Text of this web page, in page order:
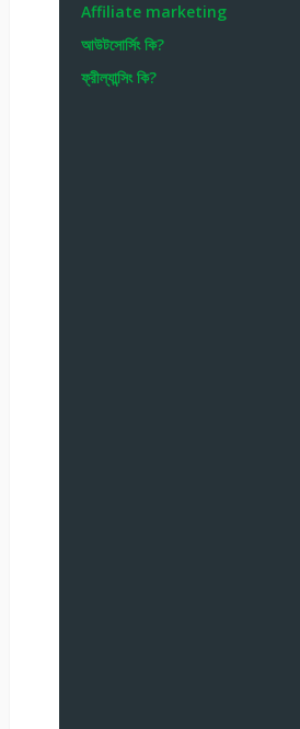
Affiliate marketing
আউটসোর্সিং কি?
ফ্রীল্যান্সিং কি?